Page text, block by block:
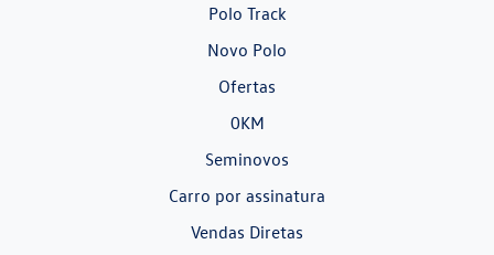
Polo Track
Novo Polo
Ofertas
0KM
Seminovos
Carro por assinatura
Vendas Diretas